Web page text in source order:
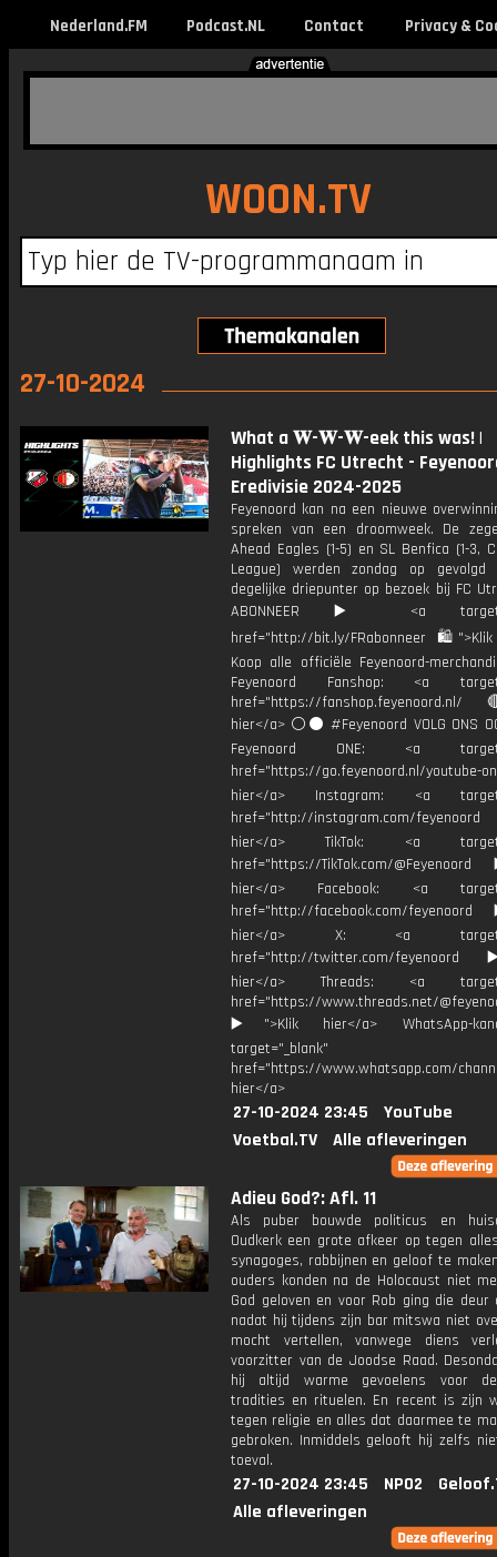
Nederland.FM Podcast.NL Contact Privacy &
WOON.TV
27-10-2024
What a 𝐖-𝐖-𝐖-eek this was! |
Highlights FC Utrecht -
Eredivisie 2024-2025
Feyenoord kan na een nieuwe
spreken van een droomweek. De
Ahead Eagles (1-5) en SL Benfica (1-3,
League) werden zondag op
degelijke driepunter op bezoek bij FC
ABONNEER ▶️ <a
href="http://bit.ly/FRabonneer
Koop alle officiële Feyenoord-
Feyenoord Fanshop: <a
href="https://
hier</a> ⚪️⚫ #Feyenoord VOLG ONS
Feyenoord ONE: <a
href="https://go.feyenoord.nl/youtube-
hier</a> Instagram: <a
href="http://instagram.com/
hier</a> TikTok: <a
href="https://TikTok.com/
hier</a> Facebook: <a
href="http://facebook.com/
hier</a> X: <a
href="http://twitter.com/
hier</a> Threads: <a
href="https://www.threads.net/
▶️">Klik hier</a> WhatsApp-
target="_blank"
href="https://www.whatsapp.com/
hier</a>
27-10-2024 23:45
YouTube
Voetbal.TV
Alle afleveringen
Adieu God?: Afl. 11
Als puber bouwde politicus en
Oudkerk een grote afkeer op tegen
synagoges, rabbijnen en geloof te
ouders konden na de Holocaust niet
God geloven en voor Rob ging die deur
nadat hij tijdens zijn bar mitswa niet
mocht vertellen, vanwege diens
voorzitter van de Joodse Raad.
hij altijd warme gevoelens voor
tradities en rituelen. En recent is zijn
tegen religie en alles dat daarmee te
gebroken. Inmiddels gelooft hij zelfs
toeval.
27-10-2024 23:45 NPO2
Alle afleveringen